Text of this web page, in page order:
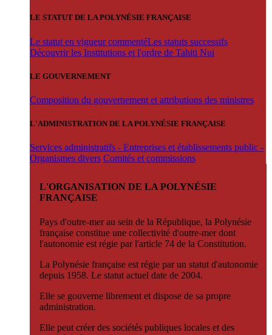
LE STATUT DE LA POLYNÉSIE FRANÇAISE
Le statut en vigueur commentéLes statuts successifs
Découvrir les Institutions et l'ordre de Tahiti Nui
LE GOUVERNEMENT
Composition du gouvernement et attributions des ministres
L'ADMINISTRATION DE LA POLYNÉSIE FRANÇAISE
Services administratifs - Entreprises et établissements public -
Organismes divers Comités et commissions
L'ORGANISATION DE LA POLYNÉSIE
FRANÇAISE
Pays d'outre-mer au sein de la République, la Polynésie
française constitue une collectivité d'outre-mer dont
l'autonomie est régie par l'article 74 de la Constitution.
La Polynésie française est régie par un statut d'autonomie
depuis 1958. Le statut actuel date de 2004.
Elle se gouverne librement et dispose de sa propre
administration.
Elle peut créer des sociétés publiques locales et des